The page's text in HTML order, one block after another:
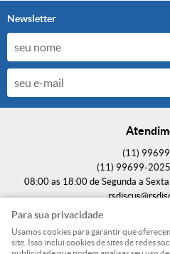
Newsletter
(11)
(11) 99699-2025
08:00 as 18:00 de Segunda a
Rodovia Fernão Dias, S/N, (SEM
Para sua privacidade
Usamos cookies para garantir que
site. Isso inclui cookies de sites de redes